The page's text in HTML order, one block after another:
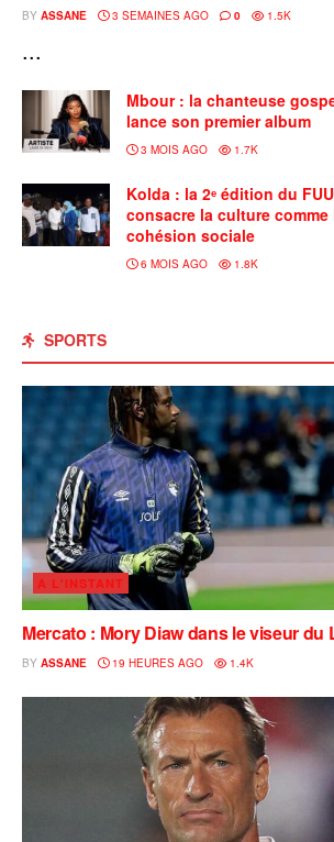
BY ASSANE 3 SEMAINES AGO 0 1.5K
...
Mbour : la chanteuse
lance son premier album
3 MOIS AGO 1.7K
Kolda : la 2ᵉ édition du
consacre la culture comme
cohésion sociale
6 MOIS AGO 1.8K
SPORTS
A L'INSTANT
Mercato : Mory Diaw dans le viseur du
BY ASSANE 19 HEURES AGO 1.4K